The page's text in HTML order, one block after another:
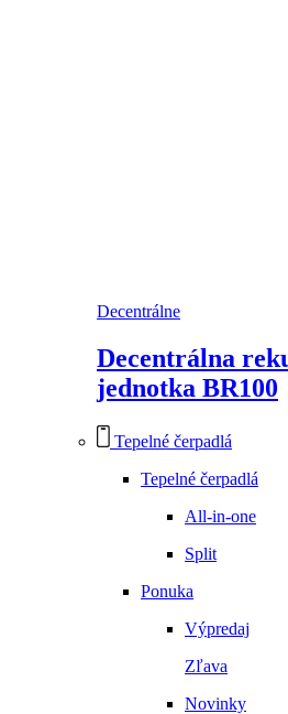
Decentrálne
Decentrálna
jednotka BR100
Tepelné čerpadlá
Tepelné čerpadlá
All-in-one
Split
Ponuka
Výpredaj
Zľava
Novinky